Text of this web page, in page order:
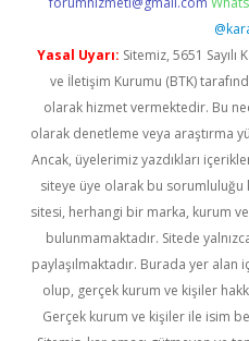
Yasal Uyarı: Sitemiz, 5651
ve İletişim Kurumu (BTK)
olarak hizmet vermektedir. Bu
olarak denetleme veya araştırma
Ancak, üyelerimiz yazdıkları
siteye üye olarak bu sorumluluğu
sitesi, herhangi bir marka, kurum
bulunmamaktadır. Sitede
paylaşılmaktadır. Burada yer alan
olup, gerçek kurum ve kişiler
Gerçek kurum ve kişiler ile isim